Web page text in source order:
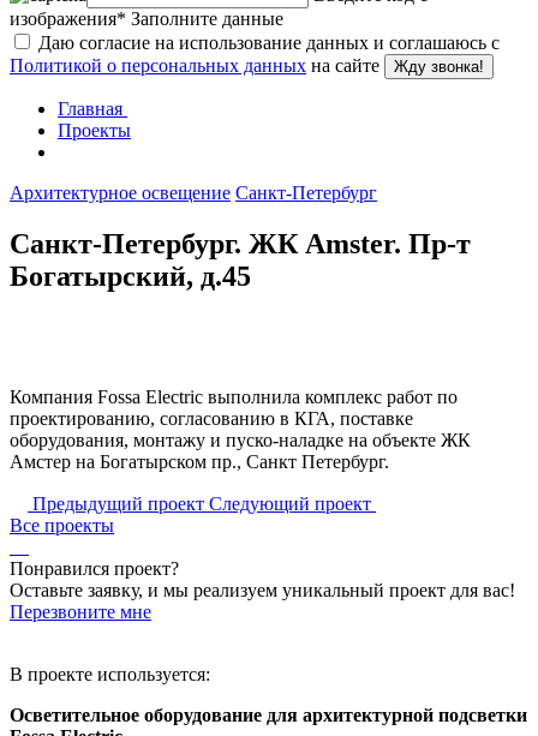
изображения* Заполните данные
Даю согласие на использование данных и соглашаюсь с
Политикой о персональных данных на сайте Жду звонка!
Главная
Проекты
Архитектурное освещение Санкт-Петербург
Санкт-Петербург. ЖК Amster. Пр-т
Богатырский, д.45
Компания Fossa Electric выполнила комплекс работ по
проектированию, согласованию в КГА, поставке
оборудования, монтажу и пуско-наладке на объекте ЖК
Амстер на Богатырском пр., Санкт Петербург.
Предыдущий проект Следующий проект
Все проекты
Понравился проект?
Оставьте заявку, и мы реализуем уникальный проект для вас!
Перезвоните мне
В проекте используется:
Осветительное оборудование для архитектурной подсветки